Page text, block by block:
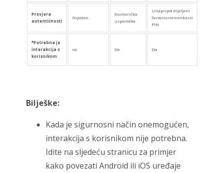
Provjera
autentičnosti
Nijedan
Numerička
usporedba
Unaprijed dijeljeni
šesteroznamenkasti
PIN
*Potrebna je
interakcija s
korisnikom
ne Da Da
Bilješke:
Kada je sigurnosni način onemogućen,
interakcija s korisnikom nije potrebna.
Idite na sljedeću stranicu za primjer
kako povezati Android ili iOS uređaje